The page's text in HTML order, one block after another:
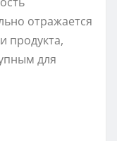
отражается
продукта,
для